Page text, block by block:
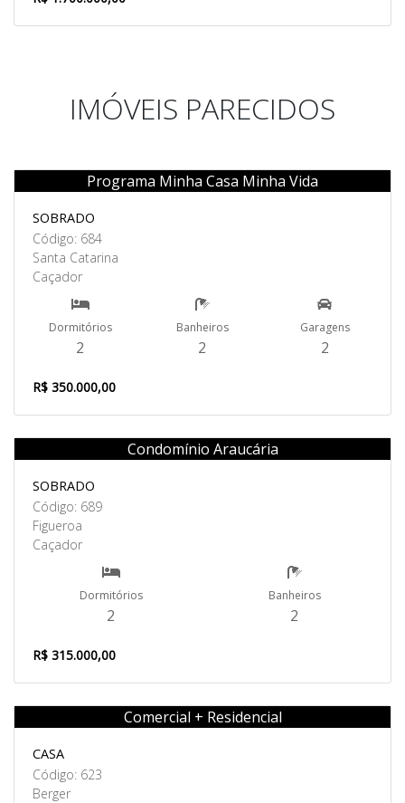
IMÓVEIS PARECIDOS
Venda
Programa Minha Casa Minha Vida
SOBRADO
Código: 684
Santa Catarina
Caçador
Dormitórios
2
Banheiros
2
Garagens
2
R$ 350.000,00
Venda
Condomínio Araucária
SOBRADO
Código: 689
Figueroa
Caçador
Dormitórios
2
Banheiros
2
R$ 315.000,00
Venda
Comercial + Residencial
CASA
Código: 623
Berger